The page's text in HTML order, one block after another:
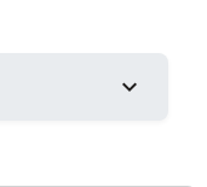
expand_more